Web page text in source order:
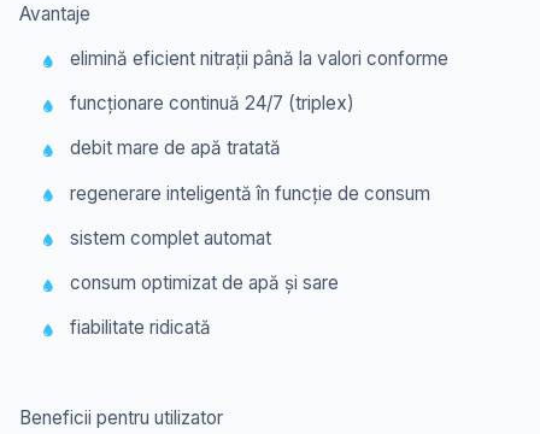
Avantaje
elimină eficient nitrații până la valori conforme
funcționare continuă 24/7 (triplex)
debit mare de apă tratată
regenerare inteligentă în funcție de consum
sistem complet automat
consum optimizat de apă și sare
fiabilitate ridicată
Beneficii pentru utilizator